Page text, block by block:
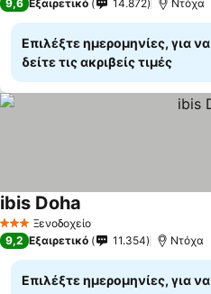
9,6 Εξαιρετικό 14.872 Ντόχα
Επιλέξτε ημερομηνίες, για να
δείτε τις ακριβείς τιμές
3 ΑστέριαΞενοδοχείο
ibis Doha
9,2 Εξαιρετικό 11.354 Ντόχα
Επιλέξτε ημερομηνίες, για να